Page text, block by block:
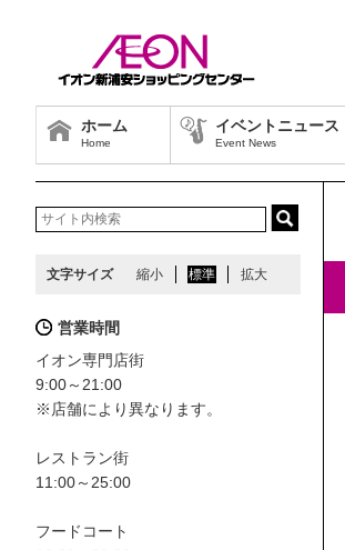
ホーム
Home
イベントニュース
Event News
文字サイズ 縮小 標準 拡大
営業時間
イオン専門店街
9:00～21:00
※店舗により異なります。
レストラン街
11:00～25:00
フードコート